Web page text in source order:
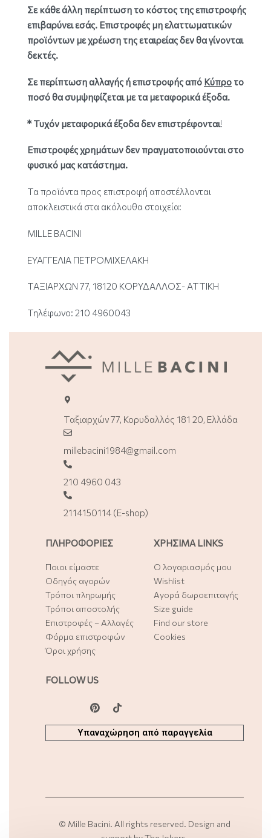
Σε κάθε άλλη περίπτωση το κόστος της επιστροφής
επιβαρύνει εσάς. Επιστροφές μη ελαττωματικών
προϊόντων με χρέωση της εταιρείας δεν θα γίνονται
δεκτές.
Σε περίπτωση αλλαγής ή επιστροφής από Κύπρο το
ποσό θα συμψηφίζεται με τα μεταφορικά έξοδα.
* Τυχόν μεταφορικά έξοδα δεν επιστρέφονται!
Επιστροφές χρημάτων δεν πραγματοποιούνται στo
φυσικό μας κατάστημα.
Τα προϊόντα προς επιστροφή αποστέλλονται
αποκλειστικά στα ακόλουθα στοιχεία:
MILLE BACINI
ΕΥΑΓΓΕΛΙΑ ΠΕΤΡΟΜΙΧΕΛΑΚΗ
ΤΑΞΙΑΡΧΩΝ 77, 18120 ΚΟΡΥΔΑΛΛΟΣ- ΑΤΤΙΚΗ
Τηλέφωνο: 210 4960043
Ταξιαρχών 77, Κορυδαλλός 181 20, Ελλάδα
millebacini1984@gmail.com
210 4960 043
2114150114 (E-shop)
ΠΛΗΡΟΦΟΡΙΕΣ
Ποιοι είμαστε
Οδηγός αγορών
Τρόποι πληρωμής
Τρόποι αποστολής
Επιστροφές – Αλλαγές
Φόρμα επιστροφών
Όροι χρήσης
ΧΡΗΣΙΜΑ LINKS
Ο λογαριασμός μου
Wishlist
Αγορά δωροεπιταγής
Size guide
Find our store
Cookies
FOLLOW US
Υπαναχώρηση από παραγγελία
© Mille Bacini. All rights reserved. Design and